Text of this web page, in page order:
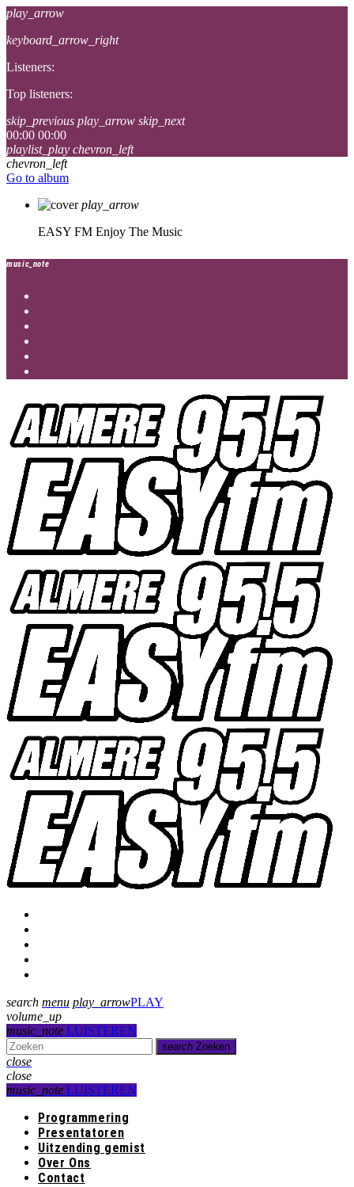
play_arrow
keyboard_arrow_right
Listeners:
Top listeners:
skip_previous play_arrow skip_next
00:00 00:00
playlist_play chevron_left
chevron_left
Go to album
play_arrow
EASY FM Enjoy The Music
music_note
search menu play_arrowPLAY
volume_up
music_note LUISTEREN
search Zoeken
close
close
music_note LUISTEREN
Programmering
Presentatoren
Uitzending gemist
Over Ons
Contact